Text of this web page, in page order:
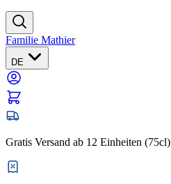
Familie Mathier
DE
Gratis Versand ab 12 Einheiten (75cl)